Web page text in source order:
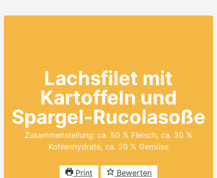
Lachsfilet mit
Kartoffeln und
Spargel-Rucolasoße
Zusammenstellung: ca. 50 % Fleisch, ca. 30 %
Kohlenhydrate, ca. 20 % Gemüse
Print
Bewerten